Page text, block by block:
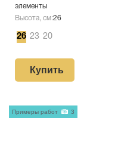
элементы
Высота, см:26
26 23 20
Купить
Примеры работ 3